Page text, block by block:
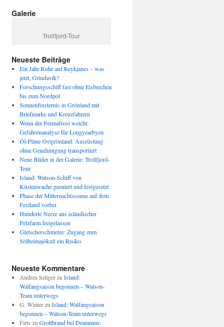
Galerie
Trollfjord-Tour
Neueste Beiträge
Ein Jahr Ruhe auf Reykjanes – was
jetzt, Grindavík?
Forschungsschiff fast ohne Eisbrechen
bis zum Nordpol
Sonnenfinsternis in Grönland mit
Briefmarke und Kreuzfahrern
Wenn der Permafrost weicht:
Gefahrenanalyse für Longyearbyen
Öl-Pläne Ostgrönland: Ausrüstung
ohne Genehmigung transportiert
Neue Bilder in der Galerie: Trollfjord-
Tour
Island: Watson-Schiff von
Küstenwache geentert und festgesetzt
Phase der Mitternachtssonne auf dem
Festland vorbei
Hunderte Nerze aus isländischer
Pelzfarm freigelassen
Gletscherschmelze: Zugang zum
Sólheimajökull ein Risiko
Neueste Kommentare
Andrea Seligerzu Island:
Walfangsaison begonnen – Watson-
Team unterwegs
G. Winterzu Island: Walfangsaison
begonnen – Watson-Team unterwegs
Firts zu Großbrand bei Drammen: